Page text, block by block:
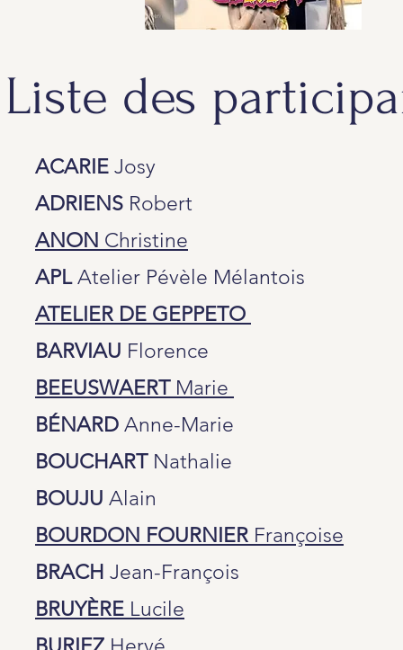
Liste des
ACARIE Josy
ADRIENS Robert
ANON Christine
APLAtelier Pévèle Mélantois
ATELIER DE GEPPETO
BARVIAU Florence
BEEUSWAERT Marie
BÉNARD Anne-Marie
BOUCHART Nathalie
BOUJU Alain
BOURDON FOURNIER Françoise
BRACH Jean-François
BRUYÈRE Lucile